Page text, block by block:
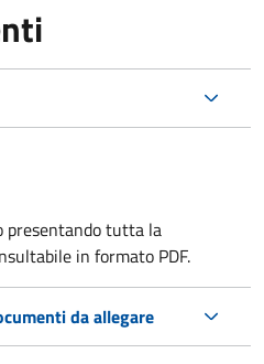
presentando tutta la
in formato PDF.
da allegare